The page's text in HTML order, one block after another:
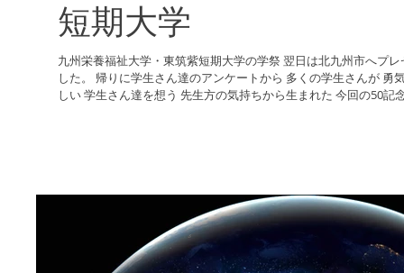
短期大学
九州栄養福祉大学・東筑紫短期大学の学祭 翌日は北九州市へプ
した。 帰りに学生さん達のアンケートから 多くの学生さんが 勇
しい 学生さん達を想う 先生方の気持ちから生まれた 今回の50記